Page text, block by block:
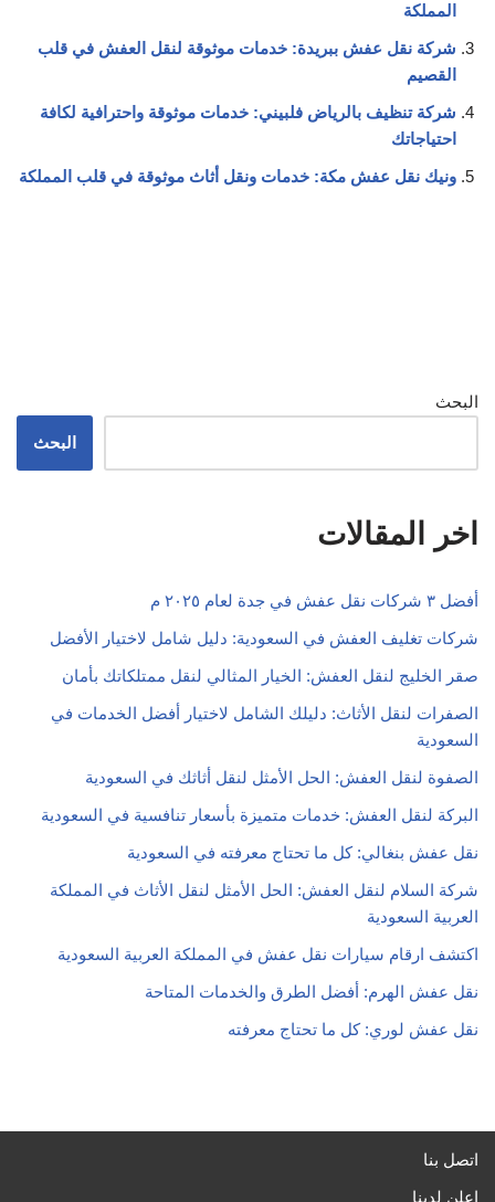
المملكة
شركة نقل عفش ببريدة: خدمات موثوقة لنقل العفش في قلب
القصيم
شركة تنظيف بالرياض فلبيني: خدمات موثوقة واحترافية لكافة
احتياجاتك
ونيك نقل عفش مكة: خدمات ونقل أثاث موثوقة في قلب المملكة
البحث
البحث
اخر المقالات
أفضل ٣ شركات نقل عفش في جدة لعام ٢٠٢٥ م
شركات تغليف العفش في السعودية: دليل شامل لاختيار الأفضل
صقر الخليج لنقل العفش: الخيار المثالي لنقل ممتلكاتك بأمان
الصفرات لنقل الأثاث: دليلك الشامل لاختيار أفضل الخدمات في
السعودية
الصفوة لنقل العفش: الحل الأمثل لنقل أثاثك في السعودية
البركة لنقل العفش: خدمات متميزة بأسعار تنافسية في السعودية
نقل عفش بنغالي: كل ما تحتاج معرفته في السعودية
شركة السلام لنقل العفش: الحل الأمثل لنقل الأثاث في المملكة
العربية السعودية
اكتشف ارقام سيارات نقل عفش في المملكة العربية السعودية
نقل عفش الهرم: أفضل الطرق والخدمات المتاحة
نقل عفش لوري: كل ما تحتاج معرفته
اتصل بنا
اعلن لدينا